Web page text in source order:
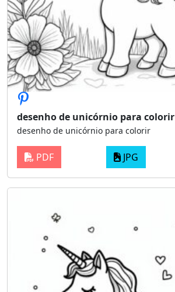
desenho de unicórnio para colorir
desenho de unicórnio para colorir
PDF JPG